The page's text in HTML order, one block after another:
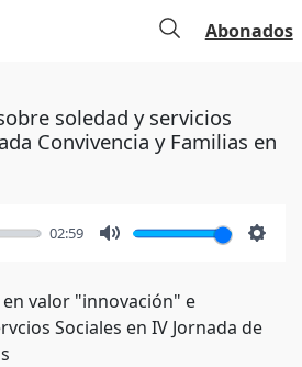
Abonados
soledad y servicios
Convivencia y Familias en
02:59
valor "innovación" e
Sociales en IV Jornada de